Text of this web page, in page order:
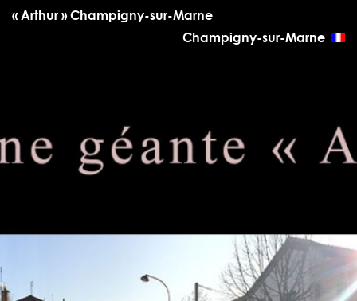
« Arthur » Champigny-sur-Marne
Champigny-sur-Marne